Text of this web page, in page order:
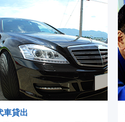
車貸出